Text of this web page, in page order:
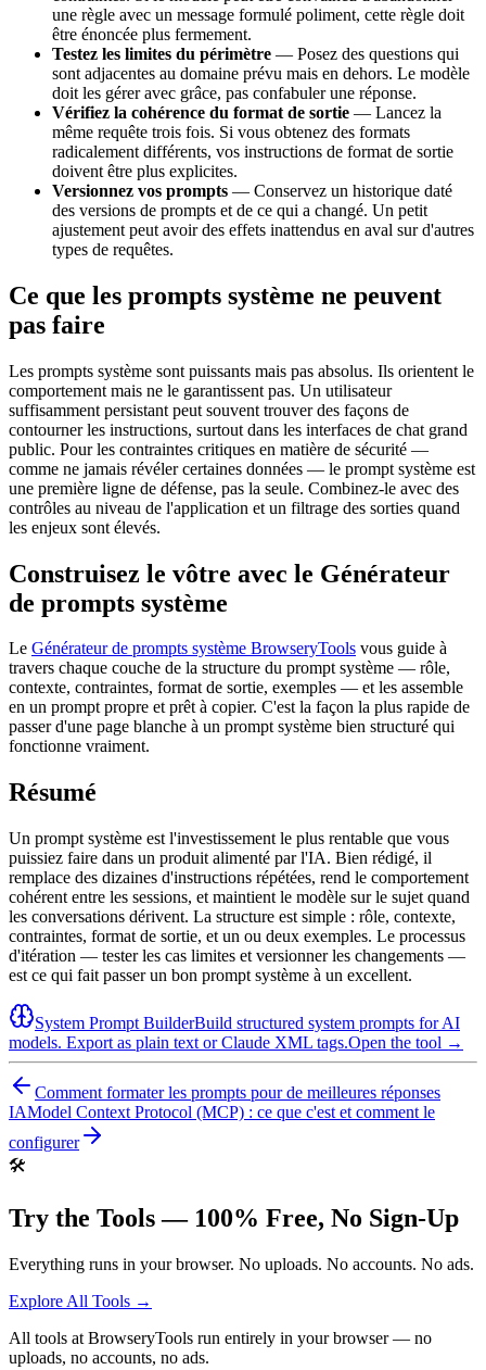
une règle avec un message formulé poliment, cette règle doit
être énoncée plus fermement.
Testez les limites du périmètre — Posez des questions qui
sont adjacentes au domaine prévu mais en dehors. Le modèle
doit les gérer avec grâce, pas confabuler une réponse.
Vérifiez la cohérence du format de sortie — Lancez la
même requête trois fois. Si vous obtenez des formats
radicalement différents, vos instructions de format de sortie
doivent être plus explicites.
Versionnez vos prompts — Conservez un historique daté
des versions de prompts et de ce qui a changé. Un petit
ajustement peut avoir des effets inattendus en aval sur d'autres
types de requêtes.
Ce que les prompts système ne peuvent
pas faire
Les prompts système sont puissants mais pas absolus. Ils orientent le
comportement mais ne le garantissent pas. Un utilisateur
suffisamment persistant peut souvent trouver des façons de
contourner les instructions, surtout dans les interfaces de chat grand
public. Pour les contraintes critiques en matière de sécurité —
comme ne jamais révéler certaines données — le prompt système est
une première ligne de défense, pas la seule. Combinez-le avec des
contrôles au niveau de l'application et un filtrage des sorties quand
les enjeux sont élevés.
Construisez le vôtre avec le Générateur
de prompts système
Le Générateur de prompts système BrowseryTools vous guide à
travers chaque couche de la structure du prompt système — rôle,
contexte, contraintes, format de sortie, exemples — et les assemble
en un prompt propre et prêt à copier. C'est la façon la plus rapide de
passer d'une page blanche à un prompt système bien structuré qui
fonctionne vraiment.
Résumé
Un prompt système est l'investissement le plus rentable que vous
puissiez faire dans un produit alimenté par l'IA. Bien rédigé, il
remplace des dizaines d'instructions répétées, rend le comportement
cohérent entre les sessions, et maintient le modèle sur le sujet quand
les conversations dérivent. La structure est simple : rôle, contexte,
contraintes, format de sortie, et un ou deux exemples. Le processus
d'itération — tester les cas limites et versionner les changements —
est ce qui fait passer un bon prompt système à un excellent.
System Prompt BuilderBuild structured system prompts for AI
models. Export as plain text or Claude XML tags.Open the tool →
Comment formater les prompts pour de meilleures réponses
IAModel Context Protocol (MCP) : ce que c'est et comment le
configurer
🛠️
Try the Tools — 100% Free, No Sign-Up
Everything runs in your browser. No uploads. No accounts. No ads.
Explore All Tools →
All tools at BrowseryTools run entirely in your browser — no
uploads, no accounts, no ads.